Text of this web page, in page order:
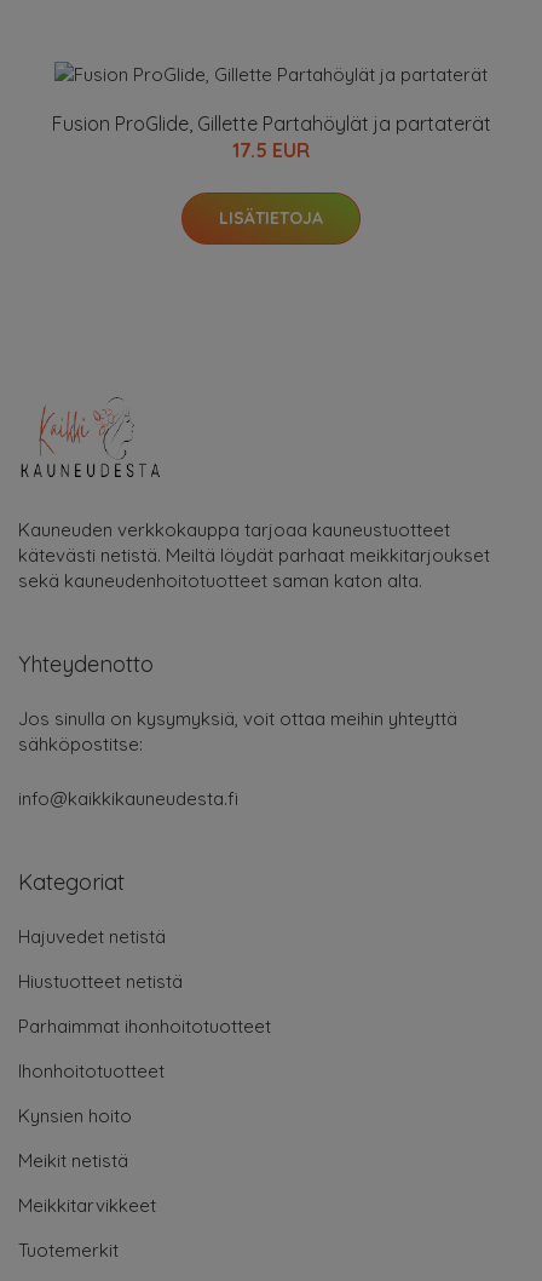
Fusion ProGlide, Gillette Partahöylät ja partaterät
17.5 EUR
LISÄTIETOJA
Kauneuden verkkokauppa tarjoaa kauneustuotteet
kätevästi netistä. Meiltä löydät parhaat meikkitarjoukset
sekä kauneudenhoitotuotteet saman katon alta.
Yhteydenotto
Jos sinulla on kysymyksiä, voit ottaa meihin yhteyttä
sähköpostitse:
info@kaikkikauneudesta.fi
Kategoriat
Hajuvedet netistä
Hiustuotteet netistä
Parhaimmat ihonhoitotuotteet
Ihonhoitotuotteet
Kynsien hoito
Meikit netistä
Meikkitarvikkeet
Tuotemerkit